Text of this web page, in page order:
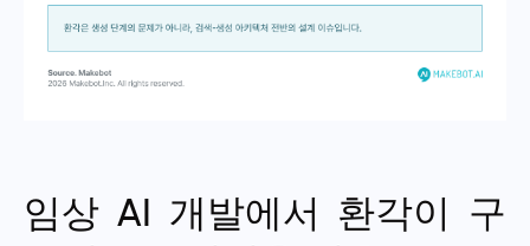
임상 AI 개발에서 환각이 구